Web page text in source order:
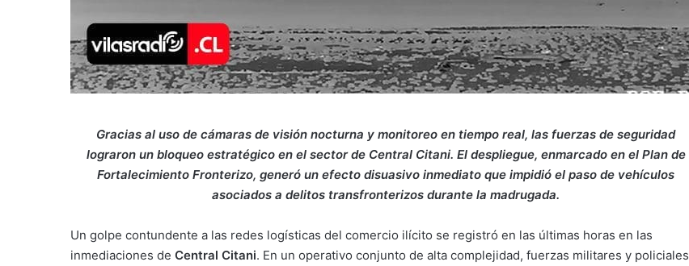
Gracias al uso de cámaras de visión nocturna y monitoreo en tiempo real, las fuerzas de seguridad
lograron un bloqueo estratégico en el sector de Central Citani. El despliegue, enmarcado en el Plan de
Fortalecimiento Fronterizo, generó un efecto disuasivo inmediato que impidió el paso de vehículos
asociados a delitos transfronterizos durante la madrugada.
Un golpe contundente a las redes logísticas del comercio ilícito se registró en las últimas horas en las
inmediaciones de Central Citani. En un operativo conjunto de alta complejidad, fuerzas militares y policiales